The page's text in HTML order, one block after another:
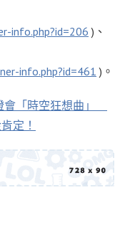
info.php?id=206 )、
info.php?id=461 )。
會「時空狂想曲」
定！